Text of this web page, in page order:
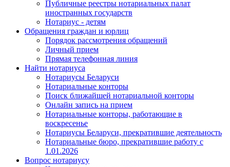
Публичные реестры нотариальных палат
иностранных государств
Нотариус - детям
Обращения граждан и юрлиц
Порядок рассмотрения обращений
Личный прием
Прямая телефонная линия
Найти нотариуса
Нотариусы Беларуси
Нотариальные конторы
Поиск ближайшей нотариальной конторы
Онлайн запись на прием
Нотариальные конторы, работающие в
воскресенье
Нотариусы Беларуси, прекратившие деятельность
Нотариальные бюро, прекратившие работу с
1.01.2026
Вопрос нотариусу